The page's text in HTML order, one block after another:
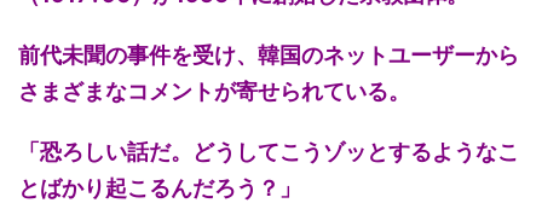
前代未聞の事件を受け、韓国のネットユーザーから
さまざまなコメントが寄せられている。
「恐ろしい話だ。どうしてこうゾッとするようなこ
とばかり起こるんだろう？」